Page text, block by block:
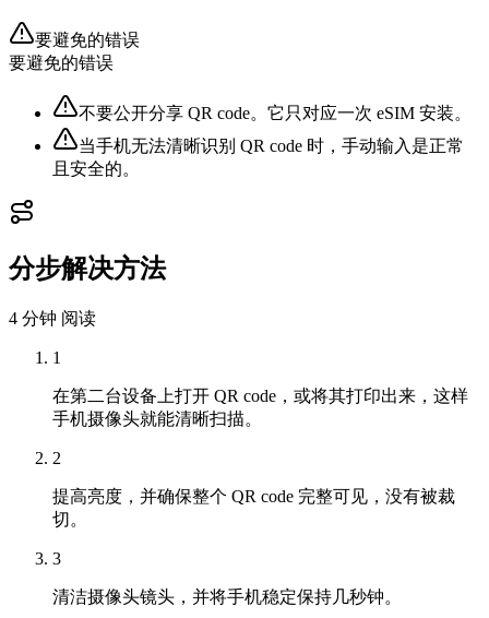
要避免的错误
要避免的错误
不要公开分享 QR code。它只对应一次 eSIM 安装。
当手机无法清晰识别 QR code 时，手动输入是正常
且安全的。
分步解决方法
4 分钟 阅读
1
在第二台设备上打开 QR code，或将其打印出来，这样
手机摄像头就能清晰扫描。
2
提高亮度，并确保整个 QR code 完整可见，没有被裁
切。
3
清洁摄像头镜头，并将手机稳定保持几秒钟。